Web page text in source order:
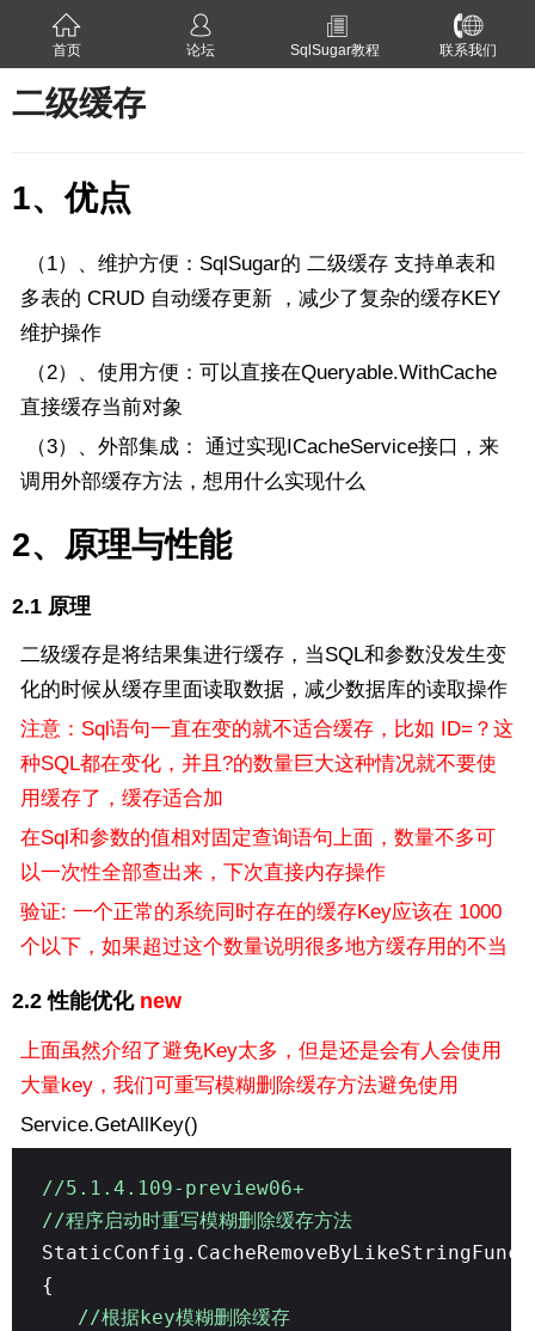
首页 论坛 SqlSugar教程 联系我们
二级缓存
1、优点
（1）、维护方便：SqlSugar的 二级缓存 支持单表和
多表的 CRUD 自动缓存更新 ，减少了复杂的缓存KEY
维护操作
（2）、使用方便：可以直接在Queryable.WithCache
直接缓存当前对象
（3）、外部集成： 通过实现ICacheService接口，来
调用外部缓存方法，想用什么实现什么
2、原理与性能
2.1 原理
二级缓存是将结果集进行缓存，当SQL和参数没发生变
化的时候从缓存里面读取数据，减少数据库的读取操作
注意：Sql语句一直在变的就不适合缓存，比如 ID=？这
种SQL都在变化，并且?的数量巨大这种情况就不要使
用缓存了，缓存适合加
在Sql和参数的值相对固定查询语句上面，数量不多可
以一次性全部查出来，下次直接内存操作
验证: 一个正常的系统同时存在的缓存Key应该在 1000
个以下，如果超过这个数量说明很多地方缓存用的不当
2.2 性能优化 new
上面虽然介绍了避免Key太多，但是还是会有人会使用
大量key，我们可重写模糊删除缓存方法避免使用
Service.GetAllKey()
//5.1.4.109-preview06+
//程序启动时重写模糊删除缓存方法
{
//根据key模糊删除缓存